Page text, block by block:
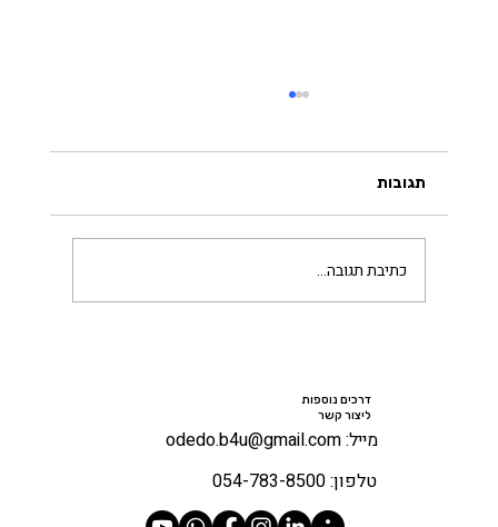
דרכים נוספות
ליצור קשר
מייל: odedo.b4u@gmail.com
טלפון: 054-783-8500
תגובות
כתיבת תגובה...